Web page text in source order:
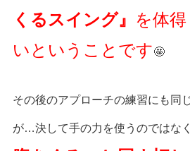
くるスイング』 を体
いということです🤩
その後のアプローチの練習にも同
が…決して手の力を使うのではなく